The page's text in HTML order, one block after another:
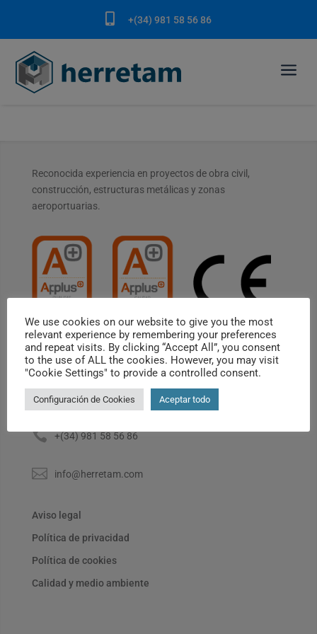
 +(34) 981 58 56 86
a
Reconocida experiencia en proyectos de obra civil,
construcción, estructuras metálicas y zonas
aeroportuarias.

Rúa de José Villar Granjel, 54. Polígono Boisaca.
15898 Santiago de Compostela. A Coruña
 +(34) 981 58 56 86
 info@herretam.com
Aviso legal
Política de privacidad
Política de cookies
Calidad y medio ambiente
We use cookies on our website to give you the most
relevant experience by remembering your preferences
and repeat visits. By clicking “Accept All”, you consent
to the use of ALL the cookies. However, you may visit
"Cookie Settings" to provide a controlled consent.
Configuración de Cookies Aceptar todo